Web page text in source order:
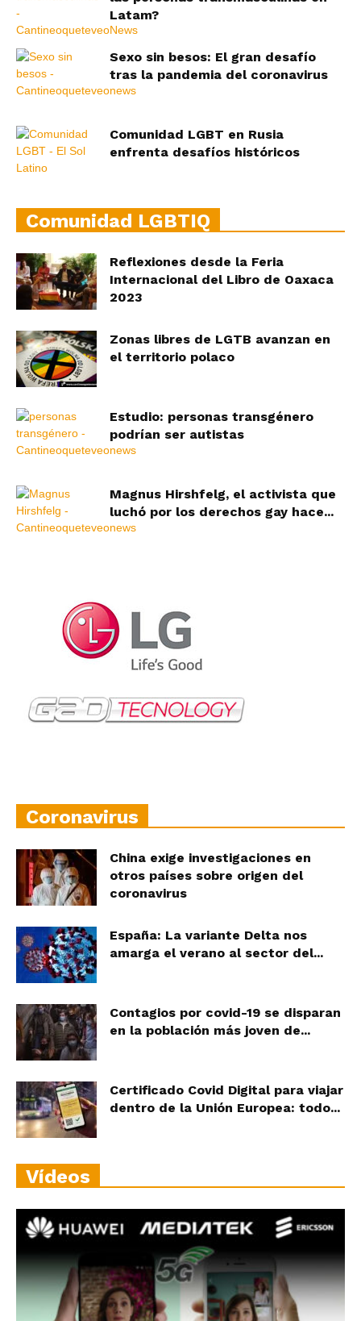
Latam?
Sexo sin besos: El gran desafío
tras la pandemia del coronavirus
Comunidad LGBT en Rusia
enfrenta desafíos históricos
Comunidad LGBTIQ
Reflexiones desde la Feria
Internacional del Libro de Oaxaca
2023
Zonas libres de LGTB avanzan en
el territorio polaco
Estudio: personas transgénero
podrían ser autistas
Magnus Hirshfelg, el activista que
luchó por los derechos gay hace...
Coronavirus
China exige investigaciones en
otros países sobre origen del
coronavirus
España: La variante Delta nos
amarga el verano al sector del...
Contagios por covid-19 se disparan
en la población más joven de...
Certificado Covid Digital para viajar
dentro de la Unión Europea: todo...
Vídeos